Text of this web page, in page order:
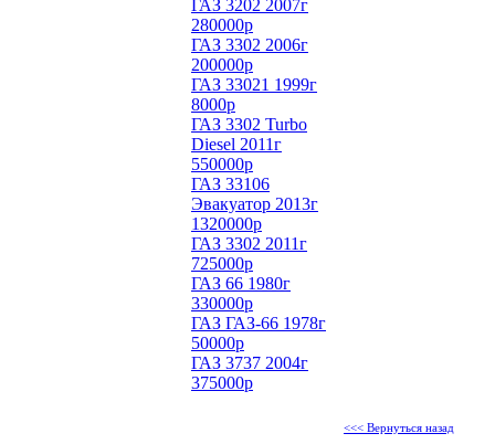
ГАЗ 3202 2007г
280000р
ГАЗ 3302 2006г
200000р
ГАЗ 33021 1999г
8000р
ГАЗ 3302 Turbo
Diesel 2011г
550000р
ГАЗ 33106
Эвакуатор 2013г
1320000р
ГАЗ 3302 2011г
725000р
ГАЗ 66 1980г
330000р
ГАЗ ГАЗ-66 1978г
50000р
ГАЗ 3737 2004г
375000р
<<< Вернуться назад